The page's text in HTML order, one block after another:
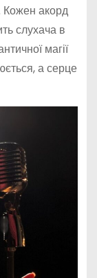
Кожен акорд
слухача в
магії
а серце